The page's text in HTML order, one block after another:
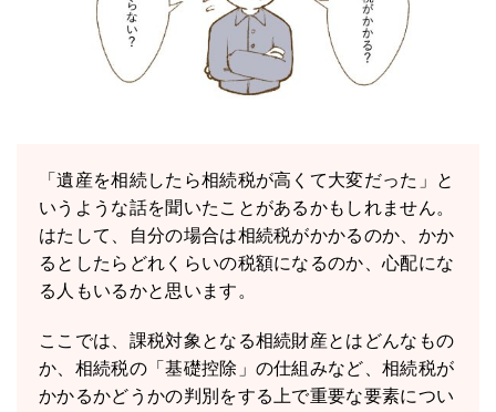
「遺産を相続したら相続税が高くて大変だった」と
いうような話を聞いたことがあるかもしれません。
はたして、自分の場合は相続税がかかるのか、かか
るとしたらどれくらいの税額になるのか、心配にな
る人もいるかと思います。
ここでは、課税対象となる相続財産とはどんなもの
か、相続税の「基礎控除」の仕組みなど、相続税が
かかるかどうかの判別をする上で重要な要素につい